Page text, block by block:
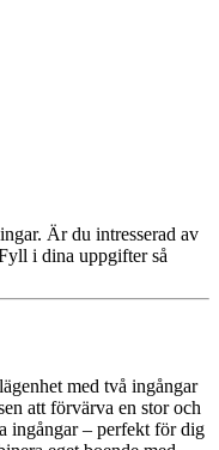
Är du intresserad av
i dina uppgifter så
med två ingångar
att förvärva en stor och
ingångar – perfekt för dig